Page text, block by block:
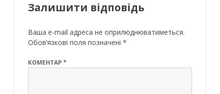
Залишити відповідь
Ваша e-mail адреса не оприлюднюватиметься.
Обов’язкові поля позначені *
КОМЕНТАР *